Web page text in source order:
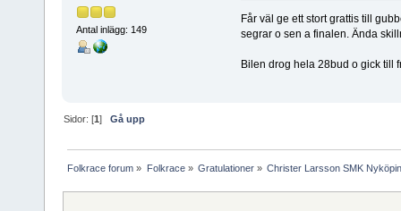
Antal inlägg: 149
Får väl ge ett stort grattis till
segrar o sen a finalen. Ända
Bilen drog hela 28bud o gick till
Sidor: [1]Gå upp
Folkrace forum » Folkrace» Gratulationer» Christer Larsson SMK